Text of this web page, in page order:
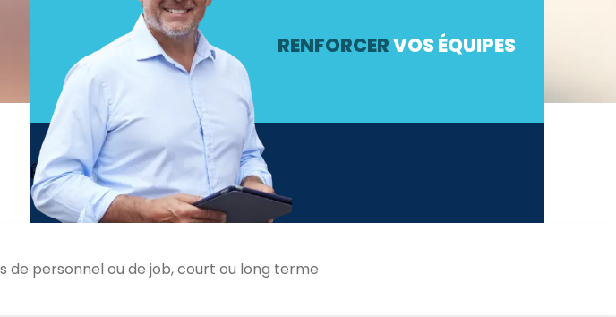
RENFORCERVOS ÉQUIPES
ÉTABLISSEMENT
de personnel ou de job, court ou long terme